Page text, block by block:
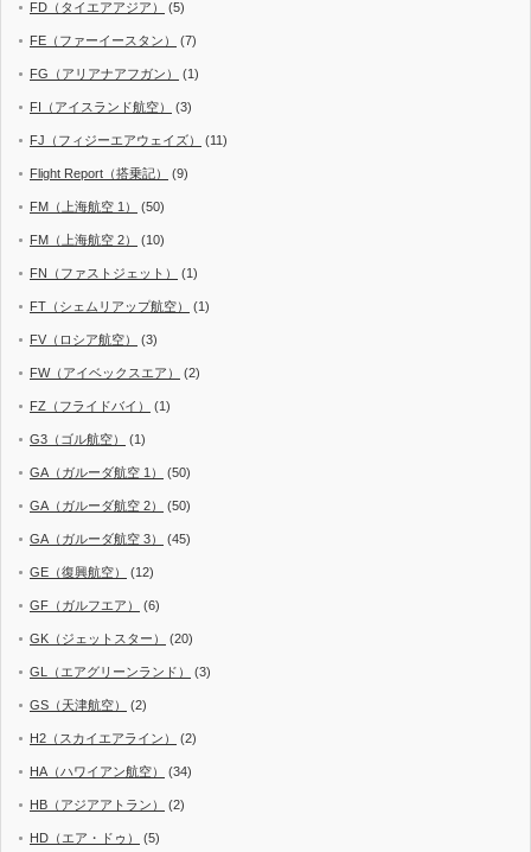
FD（タイエアアジア） (5)
FE（ファーイースタン） (7)
FG（アリアナアフガン） (1)
FI（アイスランド航空） (3)
FJ（フィジーエアウェイズ） (11)
Flight Report（搭乗記） (9)
FM（上海航空 1） (50)
FM（上海航空 2） (10)
FN（ファストジェット） (1)
FT（シェムリアップ航空） (1)
FV（ロシア航空） (3)
FW（アイベックスエア） (2)
FZ（フライドバイ） (1)
G3（ゴル航空） (1)
GA（ガルーダ航空 1） (50)
GA（ガルーダ航空 2） (50)
GA（ガルーダ航空 3） (45)
GE（復興航空） (12)
GF（ガルフエア） (6)
GK（ジェットスター） (20)
GL（エアグリーンランド） (3)
GS（天津航空） (2)
H2（スカイエアライン） (2)
HA（ハワイアン航空） (34)
HB（アジアアトラン） (2)
HD（エア・ドゥ） (5)